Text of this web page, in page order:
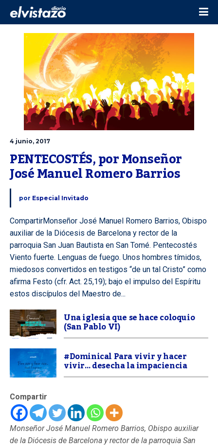
4 junio, 2017
PENTECOSTÉS, por Monseñor
José Manuel Romero Barrios
por Especial Invitado
CompartirMonseñor José Manuel Romero Barrios, Obispo
auxiliar de la Diócesis de Barcelona y rector de la
parroquia San Juan Bautista en San Tomé. Pentecostés
Viento fuerte. Lenguas de fuego. Unos hombres tímidos,
miedosos convertidos en testigos “de un tal Cristo” como
afirma Festo (cfr. Act. 25,19); bajo el impulso del Espíritu
estos discípulos del Maestro de...
Una iglesia que se hace coloquio
(San Pablo VI)
#Dominical Para vivir y hacer
vivir… desecha la impaciencia
Compartir
Monseñor José Manuel Romero Barrios, Obispo auxiliar
de la Diócesis de Barcelona y rector de la parroquia San